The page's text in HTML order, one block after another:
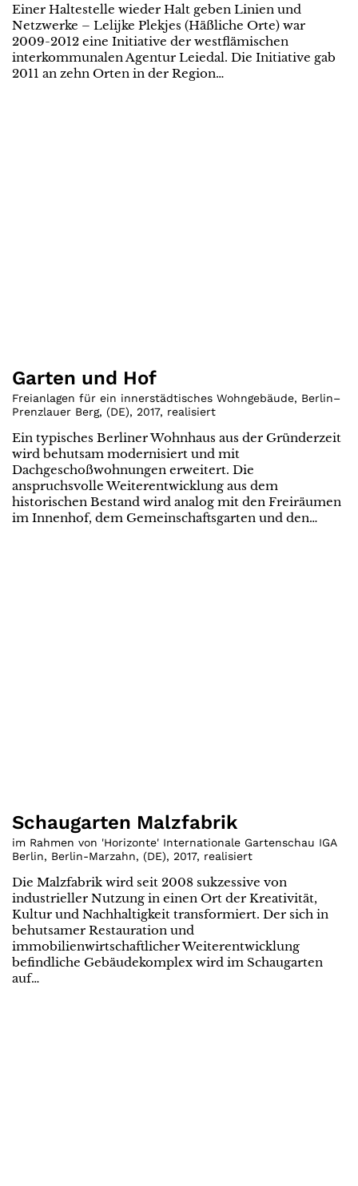
Einer Haltestelle wieder Halt geben Linien und
Netzwerke – Lelijke Plekjes (Häßliche Orte) war
2009-2012 eine Initiative der westflämischen
interkommunalen Agentur Leiedal. Die Initiative gab
2011 an zehn Orten in der Region…
Garten und Hof
Freianlagen für ein innerstädtisches Wohngebäude, Berlin–
Prenzlauer Berg, (DE), 2017, realisiert
Ein typisches Berliner Wohnhaus aus der Gründerzeit
wird behutsam modernisiert und mit
Dachgeschoßwohnungen erweitert. Die
anspruchsvolle Weiterentwicklung aus dem
historischen Bestand wird analog mit den Freiräumen
im Innenhof, dem Gemeinschaftsgarten und den…
Schaugarten Malzfabrik
im Rahmen von 'Horizonte' Internationale Gartenschau IGA
Berlin, Berlin-Marzahn, (DE), 2017, realisiert
Die Malzfabrik wird seit 2008 sukzessive von
industrieller Nutzung in einen Ort der Kreativität,
Kultur und Nachhaltigkeit transformiert. Der sich in
behutsamer Restauration und
immobilienwirtschaftlicher Weiterentwicklung
befindliche Gebäudekomplex wird im Schaugarten
auf…